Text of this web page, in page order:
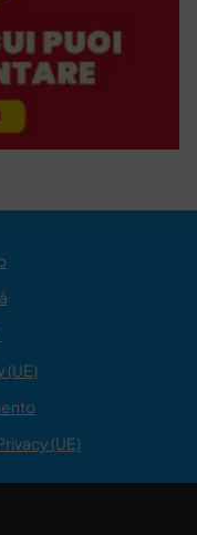
(UE)
(UE)